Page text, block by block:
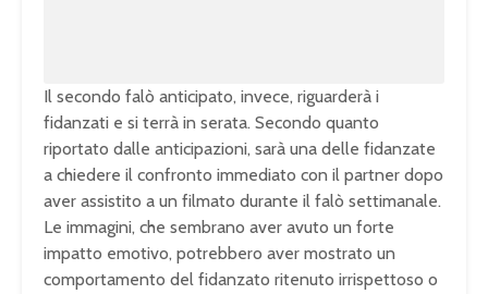
Il secondo falò anticipato, invece, riguarderà i
fidanzati e si terrà in serata. Secondo quanto
riportato dalle anticipazioni, sarà una delle fidanzate
a chiedere il confronto immediato con il partner dopo
aver assistito a un filmato durante il falò settimanale.
Le immagini, che sembrano aver avuto un forte
impatto emotivo, potrebbero aver mostrato un
comportamento del fidanzato ritenuto irrispettoso o